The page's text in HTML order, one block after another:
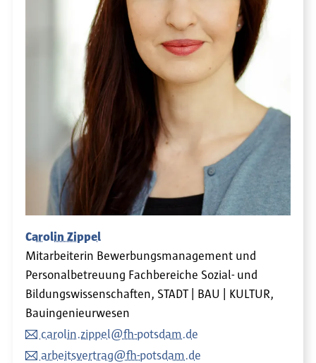
Carolin Zippel
Mitarbeiterin Bewerbungsmanagement und
Personalbetreuung Fachbereiche Sozial- und
Bildungswissenschaften, STADT | BAU | KULTUR,
Bauingenieurwesen
carolin.zippel@fh-potsdam.de
arbeitsvertrag@fh-potsdam.de